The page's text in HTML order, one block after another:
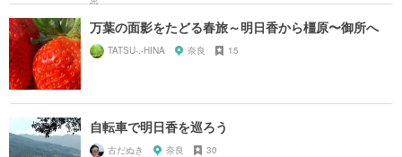
万葉の面影をたどる春旅～明日香から橿原〜御所へ
TATSU-.-HINA 奈良 15
自転車で明日香を巡ろう
古だぬき 奈良 30